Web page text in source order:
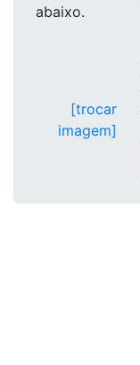
abaixo.
[trocar
imagem]